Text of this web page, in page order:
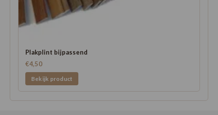
Plakplint bijpassend
€4,50
Bekijk product